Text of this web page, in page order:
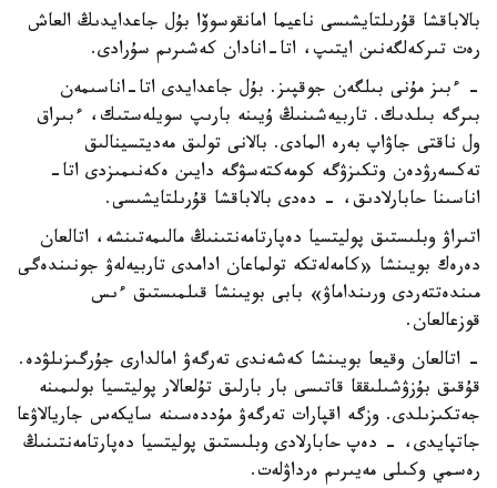
بالاباقشا قۇرىلتايشىسى ناعيما امانقوسوۆا بۇل جاعدايدىڭ العاش
رەت تىركەلگەنىن ايتىپ، اتا-انادان كەشىرىم سۇرادى.
- ءبىز مۇنى بىلگەن جوقپىز. بۇل جاعدايدى اتا-اناسىمەن
بىرگە بىلدىك. تاربيەشىنىڭ ۇيىنە بارىپ سويلەستىك، ءبىراق
ول ناقتى جاۋاپ بەرە المادى. بالانى تولىق مەديتسينالىق
تەكسەرۋدەن وتكىزۋگە كومەكتەسۋگە دايىن ەكەنىمىزدى اتا-
اناسىنا حابارلادىق، - دەدى بالاباقشا قۇرىلتايشىسى.
اتىراۋ وبلىستىق پوليتسيا دەپارتامەنتىنىڭ مالىمەتىنشە، اتالعان
دەرەك بويىنشا «كامەلەتكە تولماعان ادامدى تاربيەلەۋ جونىندەگى
مىندەتتەردى ورىنداماۋ» بابى بويىنشا قىلمىستىق ءىس
قوزعالعان.
- اتالعان وقيعا بويىنشا كەشەندى تەرگەۋ امالدارى جۇرگىزىلۋدە.
قۇقىق بۇزۋشىلىققا قاتىسى بار بارلىق تۇلعالار پوليتسيا بولىمىنە
جەتكىزىلدى. وزگە اقپارات تەرگەۋ مۇددەسىنە سايكەس جاريالاۋعا
جاتپايدى، - دەپ حابارلادى وبلىستىق پوليتسيا دەپارتامەنتىنىڭ
رەسمي وكىلى مەيىرىم ەرداۋلەت.